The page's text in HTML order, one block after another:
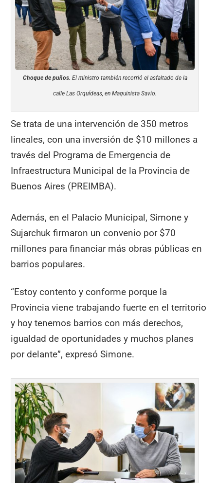
Choque de puños. El ministro también recorrió el asfaltado de la
calle Las Orquídeas, en Maquinista Savio.
Se trata de una intervención de 350 metros
lineales, con una inversión de $10 millones a
través del Programa de Emergencia de
Infraestructura Municipal de la Provincia de
Buenos Aires (PREIMBA).
Además, en el Palacio Municipal, Simone y
Sujarchuk firmaron un convenio por $70
millones para financiar más obras públicas en
barrios populares.
“Estoy contento y conforme porque la
Provincia viene trabajando fuerte en el territorio
y hoy tenemos barrios con más derechos,
igualdad de oportunidades y muchos planes
por delante”, expresó Simone.